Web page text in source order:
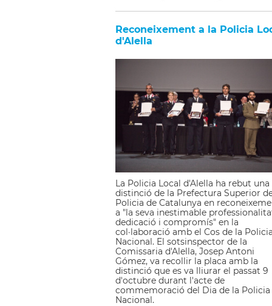
Reconeixement a la Policia
d'Alella
La Policia Local d'Alella ha rebut una
distinció de la Prefectura Superior
Policia de Catalunya en
a "la seva inestimable
dedicació i compromís" en la
col·laboració amb el Cos de la
Nacional. El sotsinspector de la
Comissaria d'Alella, Josep Antoni
Gómez, va recollir la placa amb la
distinció que es va lliurar el passat 9
d'octubre durant l'acte de
commemoració del Dia de la Policia
Nacional.